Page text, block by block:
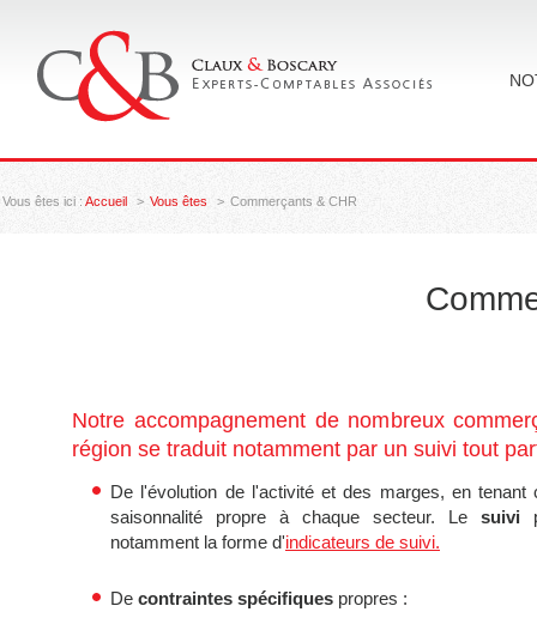
Vous êtes ici : Accueil Vous êtes Commerçants & CHR
Notre accompagnement de nombreux
région se traduit notamment par un suivi tout
De l'évolution de l'activité et des marges, en tenant
saisonnalité propre à chaque secteur. Le suivi
notamment la forme d'indicateurs de suivi.
De contraintes spécifiques propres :